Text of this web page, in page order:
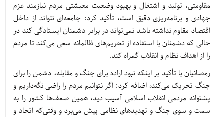
مقاومتی، تولید و اشتغال و بهبود وضعیت معیشتی مردم نیازمند عزم
جهادی و برنامه‌ریزی دقیق است، تأکید کرد: جامعه‌ای نتواند از داخل
اقتصاد مقاوم نداشته باشد نمی‌تواند در برابر دشمنان ایستادگی کند در
حالی که دشمنان با استفاده از تحریم‌های ظالمانه سعی می‌کند تا مردم
را از اهداف نظام و انقلاب گمراه کند.
رمضانیان با تأکید بر اینکه نبود اراده برای جنگ و مقابله، دشمن را برای
جنگ تحریک می‌کند، اضافه کرد: اگر نتوانیم مردم را راضی نگه‌داریم و
پشتوانه مردمی انقلاب اسلامی آسیب دید، همین ضعف‌ها کشور را به
سمت و سوی جنگ و تهدیدهای نظامی پیش می‌برد و وقتی‌که اتحاد و